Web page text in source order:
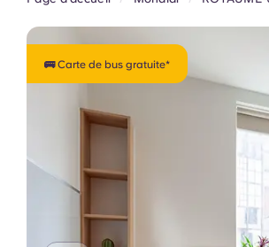
À proposLieuxPlus
Yugo x VCARB
nouvelle ère
Yugo Le partenariat
VCARB alimente
English (GB)
🚌 Carte de bus gratuite*